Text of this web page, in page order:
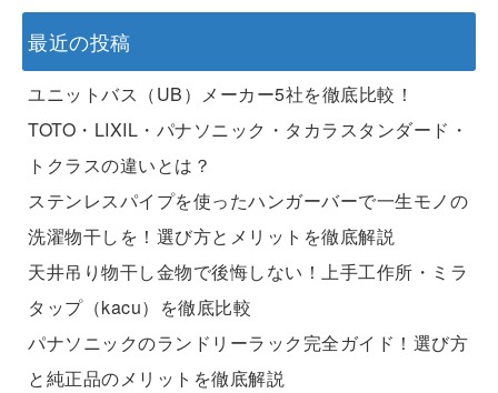
最近の投稿
ユニットバス（UB）メーカー5社を徹底比較！
TOTO・LIXIL・パナソニック・タカラスタンダード・
トクラスの違いとは？
ステンレスパイプを使ったハンガーバーで一生モノの
洗濯物干しを！選び方とメリットを徹底解説
天井吊り物干し金物で後悔しない！上手工作所・ミラ
タップ（kacu）を徹底比較
パナソニックのランドリーラック完全ガイド！選び方
と純正品のメリットを徹底解説